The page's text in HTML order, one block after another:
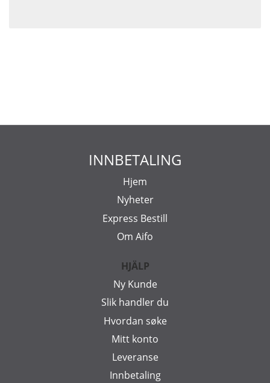
INNBETALING
Hjem
Nyheter
Express Bestill
Om Aifo
HJÄLP
Ny Kunde
Slik handler du
Hvordan søke
Mitt konto
Leveranse
Innbetaling